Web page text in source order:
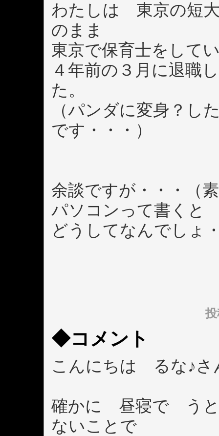
わたしは 東京の短
のまま
東京で保育士をして
４年前の３月に退職
た。
（パンダに変身？
です・・・）
余談ですが・・・（
パソコンって書くと
どうしてなんでしょ
◆コメント
こんにちは るな♪さ
確かに 昼寝で う
ないことで